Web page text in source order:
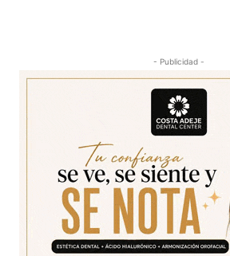
- Publicidad -